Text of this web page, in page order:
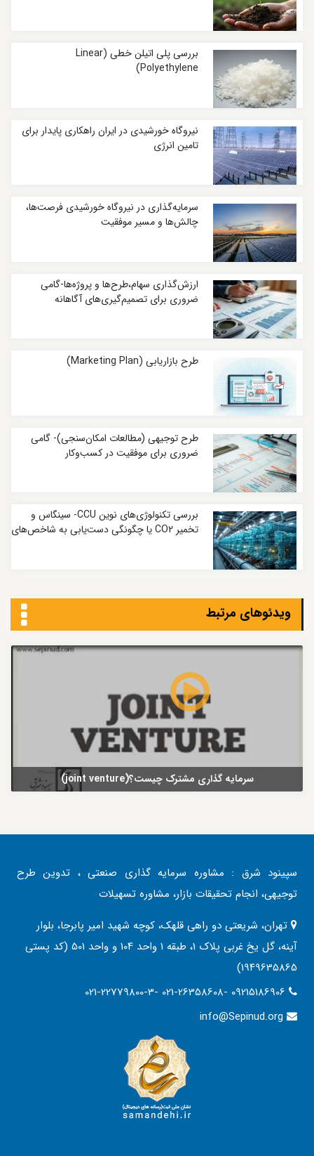
بررسی پلی اتیلن خطی (Linear
Polyethylene)
نیروگاه خورشیدی در ایران راهکاری پایدار برای
تامین انرژی
سرمایه‌گذاری در نیروگاه خورشیدی فرصت‌ها،
چالش‌ها و مسیر موفقیت
ارزش‌گذاری سهام،طرح‌ها و پروژه‌ها-گامی
ضروری برای تصمیم‌گیری‌های آگاهانه
طرح بازاریابی (Marketing Plan)
طرح توجیهی (مطالعات امکان‌سنجی)- گامی
ضروری برای موفقیت در کسب‌وکار
بررسی تکنولوژی‌های نوین CCU- سینگاس و
تخمیر CO2 یا چگونگی دست‌یابی به شاخص‌های
ویدئوهای مرتبط
سرمایه گذاری مشترک چیست؟(joint venture)
سپینود شرق : مشاوره سرمایه گذاری صنعتی ، تدوین طرح
توجیهی، انجام تحقیقات بازار، مشاوره تسهیلات
تهران، شریعتی دو راهی قلهک، کوچه شهید امیر پابرجا، بلوار
آینه، گل یخ غربی پلاک 1، طبقه 1 واحد 104 و واحد 501 (کد پستی
1949635865)
021-22779800-3- 021-26358608- 09215186906
info@Sepinud.org